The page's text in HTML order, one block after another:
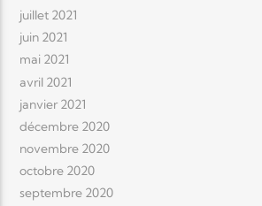
juillet 2021
juin 2021
mai 2021
avril 2021
janvier 2021
décembre 2020
novembre 2020
octobre 2020
septembre 2020